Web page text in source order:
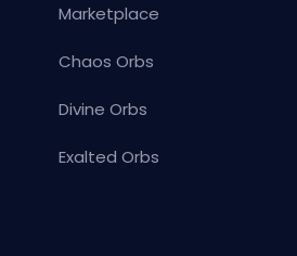
Marketplace
Chaos Orbs
Divine Orbs
Exalted Orbs